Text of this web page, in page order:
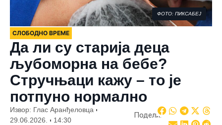
ФОТО: ПИКСАБЕЈ
СЛОБОДНО ВРЕМЕ
Да ли су старија деца
љубоморна на бебе?
Стручњаци кажу – то је
потпуно нормално
Извор: Глас Аранђеловца
29.06.2026.
14:30
Подели: